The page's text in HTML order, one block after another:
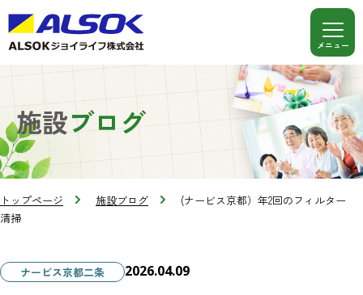
施設ブログ
トップページ 施設ブログ
(ナービス京都）年2回のフィルター
清掃
ナービス京都二条 2026.04.09